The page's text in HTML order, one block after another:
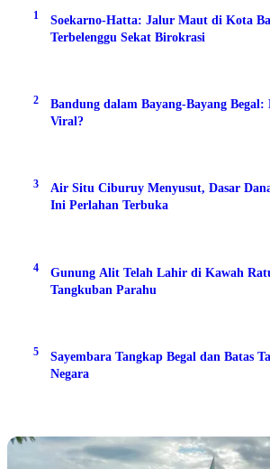
1
Soekarno-Hatta: Jalur Maut di Kota
Terbelenggu Sekat Birokrasi
2
Bandung dalam Bayang-Bayang Begal:
Viral?
3
Air Situ Ciburuy Menyusut, Dasar
Ini Perlahan Terbuka
4
Gunung Alit Telah Lahir di Kawah
Tangkuban Parahu
5
Sayembara Tangkap Begal dan Batas
Negara